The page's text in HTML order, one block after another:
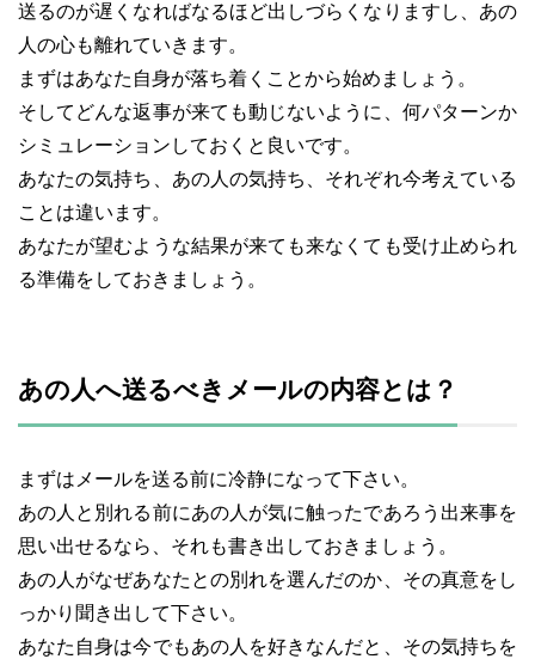
送るのが遅くなればなるほど出しづらくなりますし、あの
人の心も離れていきます。
まずはあなた自身が落ち着くことから始めましょう。
そしてどんな返事が来ても動じないように、何パターンか
シミュレーションしておくと良いです。
あなたの気持ち、あの人の気持ち、それぞれ今考えている
ことは違います。
あなたが望むような結果が来ても来なくても受け止められ
る準備をしておきましょう。
あの人へ送るべきメールの内容とは？
まずはメールを送る前に冷静になって下さい。
あの人と別れる前にあの人が気に触ったであろう出来事を
思い出せるなら、それも書き出しておきましょう。
あの人がなぜあなたとの別れを選んだのか、その真意をし
っかり聞き出して下さい。
あなた自身は今でもあの人を好きなんだと、その気持ちを